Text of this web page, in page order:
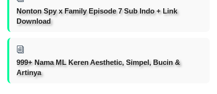
Nonton Spy x Family Episode 7 Sub Indo + Link
Download
999+ Nama ML Keren Aesthetic, Simpel, Bucin &
Artinya